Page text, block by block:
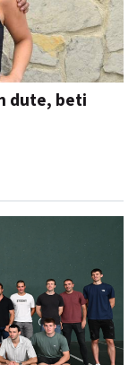
dute, beti